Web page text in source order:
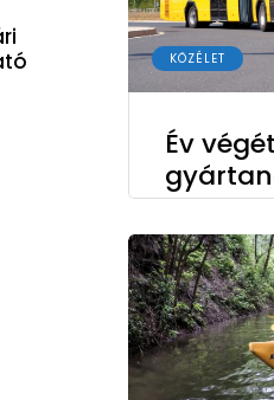
KÖZÉLET
Év